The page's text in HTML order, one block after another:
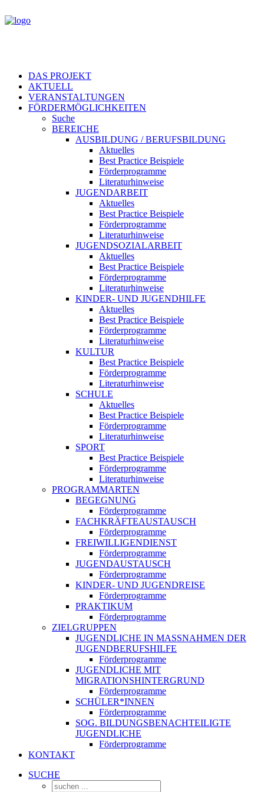
DAS PROJEKT
AKTUELL
VERANSTALTUNGEN
FÖRDERMÖGLICHKEITEN
Suche
BEREICHE
AUSBILDUNG / BERUFSBILDUNG
Aktuelles
Best Practice Beispiele
Förderprogramme
Literaturhinweise
JUGENDARBEIT
Aktuelles
Best Practice Beispiele
Förderprogramme
Literaturhinweise
JUGENDSOZIALARBEIT
Aktuelles
Best Practice Beispiele
Förderprogramme
Literaturhinweise
KINDER- UND JUGENDHILFE
Aktuelles
Best Practice Beispiele
Förderprogramme
Literaturhinweise
KULTUR
Best Practice Beispiele
Förderprogramme
Literaturhinweise
SCHULE
Aktuelles
Best Practice Beispiele
Förderprogramme
Literaturhinweise
SPORT
Best Practice Beispiele
Förderprogramme
Literaturhinweise
PROGRAMMARTEN
BEGEGNUNG
Förderprogramme
FACHKRÄFTEAUSTAUSCH
Förderprogramme
FREIWILLIGENDIENST
Förderprogramme
JUGENDAUSTAUSCH
Förderprogramme
KINDER- UND JUGENDREISE
Förderprogramme
PRAKTIKUM
Förderprogramme
ZIELGRUPPEN
JUGENDLICHE IN MASSNAHMEN DER J
UGENDBERUFSHILFE
Förderprogramme
JUGENDLICHE MIT
MIGRATIONSHINTERGRUND
Förderprogramme
SCHÜLER*INNEN
Förderprogramme
SOG. BILDUNGSBENACHTEILIGTE
JUGENDLICHE
Förderprogramme
KONTAKT
SUCHE